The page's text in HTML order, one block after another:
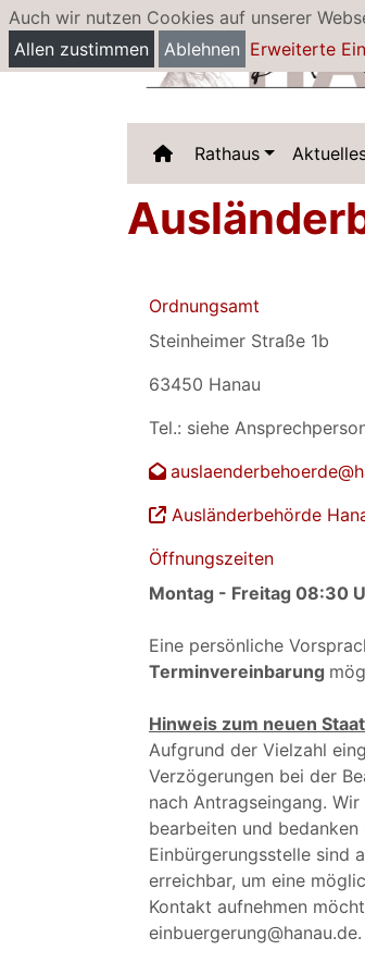
Auch wir nutzen Cookies auf unserer
Allen zustimmen
Ablehnen Erweiterte
Rathaus
Ordnungsamt
Steinheimer Straße 1b
63450 Hanau
Tel.: siehe
Ausländerbehörde
Öffnungszeiten
Montag - Freitag 08:30
Eine persönliche
Terminvereinbarung
Hinweis zum neuen
Aufgrund der Vielzahl
Verzögerungen bei der
nach Antragseingang.
bearbeiten und
Einbürgerungsstelle sind
erreichbar, um eine
Kontakt aufnehmen
einbuergerung@hanau.de.